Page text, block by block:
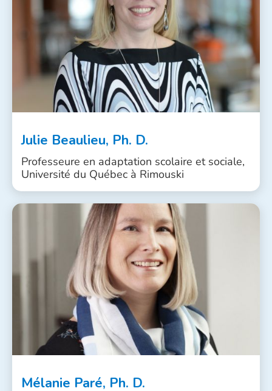
Julie Beaulieu, Ph. D.
Professeure en adaptation scolaire et sociale,
Université du Québec à Rimouski
Mélanie Paré, Ph. D.